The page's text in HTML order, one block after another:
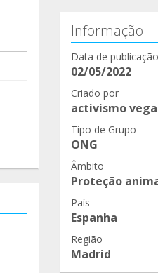
Informação
Data de publicação
02/05/2022
Criado por
activismo
Tipo de Grupo
ONG
Âmbito
Proteção
País
Espanha
Região
Madrid